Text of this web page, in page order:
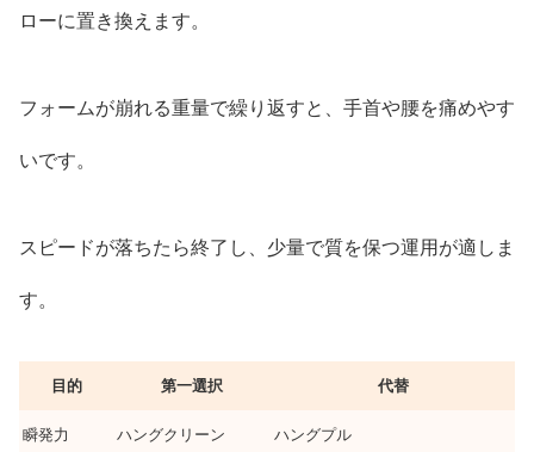
ローに置き換えます。
フォームが崩れる重量で繰り返すと、手首や腰を痛めやす
いです。
スピードが落ちたら終了し、少量で質を保つ運用が適しま
す。
目的 第一選択 代替
瞬発力 ハングクリーン ハングプル